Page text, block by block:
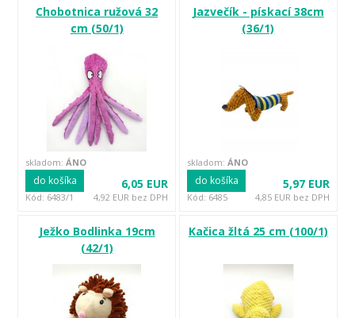
Chobotnica ružová 32
cm (50/1)
Kód: 6483/1
skladom: ÁNO
6,05 EUR
4,92 EUR bez DPH
do košíka
Jazvečík - pískací 38cm
(36/1)
Kód: 6485
skladom: ÁNO
5,97 EUR
4,85 EUR bez DPH
do košíka
Ježko Bodlinka 19cm
(42/1)
Kačica žltá 25 cm (100/1)